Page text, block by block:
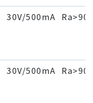
30V/500mA Ra>90
30V/500mA Ra>90